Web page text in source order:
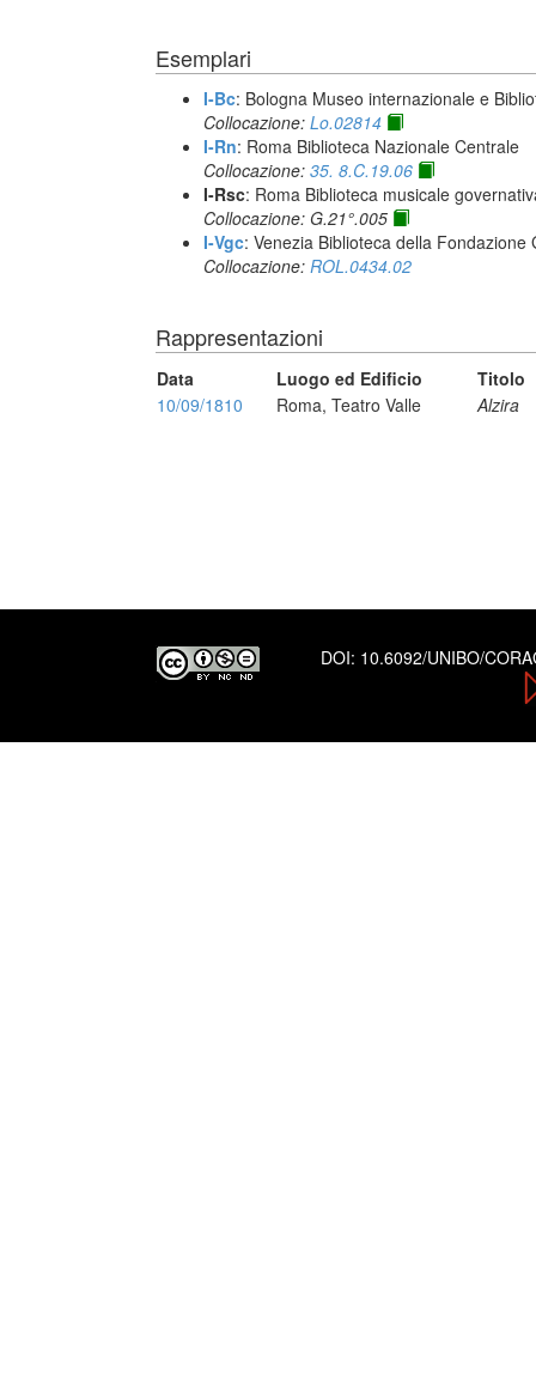
Esemplari
I-Bc: Bologna Museo internazionale e
Collocazione: Lo.02814
I-Rn: Roma Biblioteca Nazionale Centrale
Collocazione: 35. 8.C.19.06
I-Rsc: Roma Biblioteca musicale
Collocazione: G.21°.005
I-Vgc: Venezia Biblioteca della Fondazione
Collocazione: ROL.0434.02
Rappresentazioni
Data Luogo ed Edificio
Titolo
10/09/1810
Roma, Teatro Valle Alzira
DOI: 10.6092/UNIBO/